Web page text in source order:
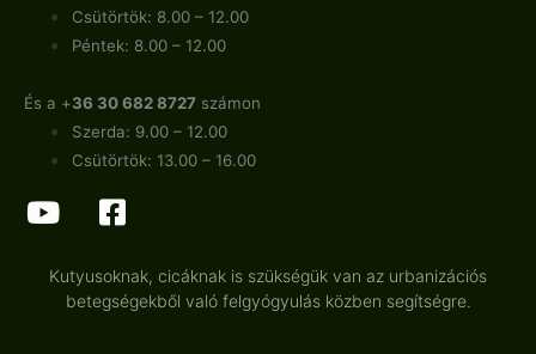
Csütörtök: 8.00 – 12.00
Péntek: 8.00 – 12.00
És a +36 30 682 8727 számon
Szerda: 9.00 – 12.00
Csütörtök: 13.00 – 16.00
Kutyusoknak, cicáknak is szükségük van az urbanizációs
betegségekből való felgyógyulás közben segítségre.